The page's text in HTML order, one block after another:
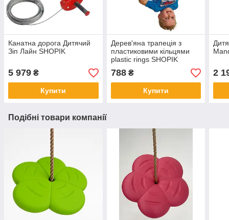
Канатна дорога Дитячий
Зіп Лайн SHOPIK
5 979 ₴
Купити
Дерев'яна трапеція з
пластиковими кільцями
plastic rings SHOPIK
788₴
Купити
2
Подібні товари компанії